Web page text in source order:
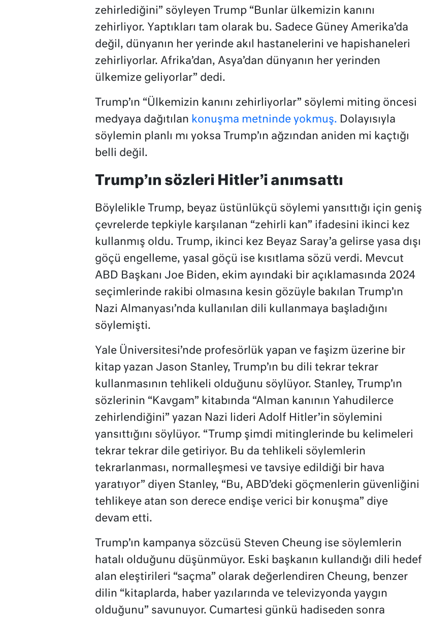
zehirlediğini” söyleyen Trump “Bunlar ülkemizin kanını
zehirliyor. Yaptıkları tam olarak bu. Sadece Güney Amerika’da
değil, dünyanın her yerinde akıl hastanelerini ve hapishaneleri
zehirliyorlar. Afrika’dan, Asya’dan dünyanın her yerinden
ülkemize geliyorlar” dedi.
Trump’ın “Ülkemizin kanını zehirliyorlar” söylemi miting öncesi
medyaya dağıtılan konuşma metninde yokmuş. Dolayısıyla
söylemin planlı mı yoksa Trump’ın ağzından aniden mi kaçtığı
belli değil.
Trump’ın sözleri Hitler’i anımsattı
Böylelikle Trump, beyaz üstünlükçü söylemi yansıttığı için geniş
çevrelerde tepkiyle karşılanan “zehirli kan” ifadesini ikinci kez
kullanmış oldu. Trump, ikinci kez Beyaz Saray’a gelirse yasa dışı
göçü engelleme, yasal göçü ise kısıtlama sözü verdi. Mevcut
ABD Başkanı Joe Biden, ekim ayındaki bir açıklamasında 2024
seçimlerinde rakibi olmasına kesin gözüyle bakılan Trump’ın
Nazi Almanyası’nda kullanılan dili kullanmaya başladığını
söylemişti.
Yale Üniversitesi’nde profesörlük yapan ve faşizm üzerine bir
kitap yazan Jason Stanley, Trump’ın bu dili tekrar tekrar
kullanmasının tehlikeli olduğunu söylüyor. Stanley, Trump’ın
sözlerinin “Kavgam” kitabında “Alman kanının Yahudilerce
zehirlendiğini” yazan Nazi lideri Adolf Hitler’in söylemini
yansıttığını söylüyor. “Trump şimdi mitinglerinde bu kelimeleri
tekrar tekrar dile getiriyor. Bu da tehlikeli söylemlerin
tekrarlanması, normalleşmesi ve tavsiye edildiği bir hava
yaratıyor” diyen Stanley, “Bu, ABD’deki göçmenlerin güvenliğini
tehlikeye atan son derece endişe verici bir konuşma” diye
devam etti.
Trump’ın kampanya sözcüsü Steven Cheung ise söylemlerin
hatalı olduğunu düşünmüyor. Eski başkanın kullandığı dili hedef
alan eleştirileri “saçma” olarak değerlendiren Cheung, benzer
dilin “kitaplarda, haber yazılarında ve televizyonda yaygın
olduğunu” savunuyor. Cumartesi günkü hadiseden sonra